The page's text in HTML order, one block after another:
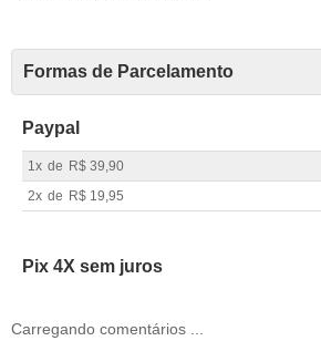
Formas de Parcelamento
Paypal
1x de R$ 39,90
2x de R$ 19,95
Pix 4X sem juros
Carregando comentários ...